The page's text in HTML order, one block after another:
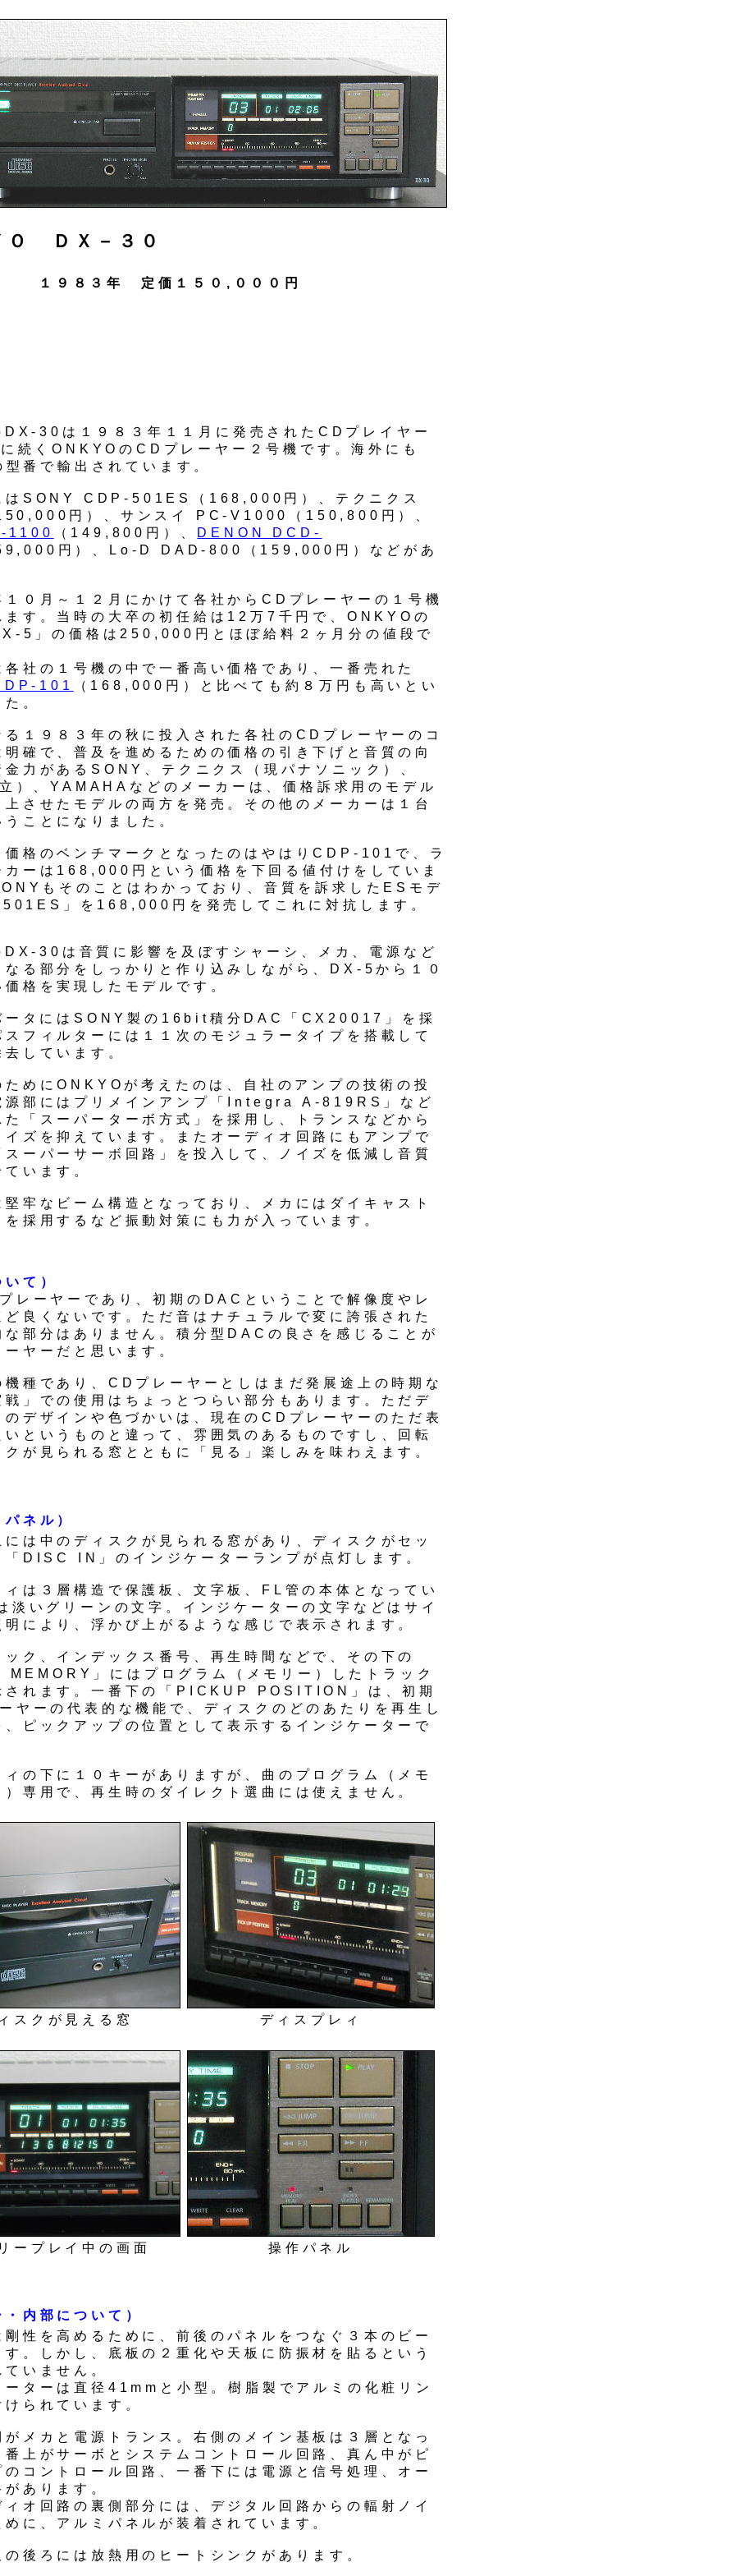
Ｏ ＤＸ－３０
１９８３年 定価１５０,０００円
30は１９８３年１１月に発売されたCDプレイヤー
続くONKYOのCDプレーヤー２号機です。海外にも
番で輸出されています。
はSONY CDP-501ES（168,000円）、テクニクス
円）、サンスイ PC-V1000（150,800円）、
1100
（149,800円）、 DENON DCD-
円）、Lo-D DAD-800（159,000円）などがあ
１０月～１２月にかけて各社からCDプレーヤーの１号機
ます。当時の大卒の初任給は12万7千円で、ONKYOの
5」の価格は250,000円とほぼ給料２ヶ月分の値段で
各社の１号機の中で一番高い価格であり、一番売れた
101
（168,000円）と比べても約８万円も高いとい
。
る１９８３年の秋に投入された各社のCDプレーヤーのコ
明確で、普及を進めるための価格の引き下げと音質の向
金力があるSONY、テクニクス（現パナソニック）、
）、YAMAHAなどのメーカーは、価格訴求用のモデル
上させたモデルの両方を発売。その他のメーカーは１台
ことになりました。
価格のベンチマークとなったのはやはりCDP-101で、ラ
カーは168,000円という価格を下回る値付けをしていま
もそのことはわかっており、音質を訴求したESモデ
」を168,000円を発売してこれに対抗します。
30は音質に影響を及ぼすシャーシ、メカ、電源など
なる部分をしっかりと作り込みしながら、DX-5から１０
格を実現したモデルです。
ータにはSONY製の16bit積分DAC「CX20017」を採
スフィルターには１１次のモジュラータイプを搭載して
しています。
ためにONKYOが考えたのは、自社のアンプの技術の投
源部にはプリメインアンプ「Integra A-819RS」など
た「スーパーターボ方式」を採用し、トランスなどから
イズを抑えています。またオーディオ回路にもアンプで
スーパーサーボ回路」を投入して、ノイズを低減し音質
います。
堅牢なビーム構造となっており、メカにはダイキャスト
を採用するなど振動対策にも力が入っています。
て）
レーヤーであり、初期のDACということで解像度やレ
ど良くないです。ただ音はナチュラルで変に誇張された
な部分はありません。積分型DACの良さを感じることが
ヤーだと思います。
機種であり、CDプレーヤーとしはまだ発展途上の時期な
戦」での使用はちょっとつらい部分もあります。ただデ
のデザインや色づかいは、現在のCDプレーヤーのただ表
いというものと違って、雰囲気のあるものですし、回転
クが見られる窓とともに「見る」楽しみを味わえます。
ネル）
には中のディスクが見られる窓があり、ディスクがセッ
「DISC IN」のインジケーターランプが点灯します。
ィは３層構造で保護板、文字板、FL管の本体となってい
淡いグリーンの文字。インジケーターの文字などはサイ
明により、浮かび上がるような感じで表示されます。
ック、インデックス番号、再生時間などで、その下の
」にはプログラム（メモリー）したトラック
されます。一番下の「PICKUP POSITION」は、初期
ヤーの代表的な機能で、ディスクのどのあたりを再生し
、ピックアップの位置として表示するインジケーターで
ィの下に１０キーがありますが、曲のプログラム（メモ
）専用で、再生時のダイレクト選曲には使えません。
スクが見える窓 ディスプレィ
ープレイ中の画面 操作パネル
内部について）
剛性を高めるために、前後のパネルをつなぐ３本のビー
す。しかし、底板の２重化や天板に防振材を貼るという
いません。
ーターは直径41mmと小型。樹脂製でアルミの化粧リン
られています。
がメカと電源トランス。右側のメイン基板は３層となっ
番上がサーボとシステムコントロール回路、真ん中がピ
のコントロール回路、一番下には電源と信号処理、オー
あります。
ィオ回路の裏側部分には、デジタル回路からの輻射ノイ
めに、アルミパネルが装着されています。
の後ろには放熱用のヒートシンクがあります。